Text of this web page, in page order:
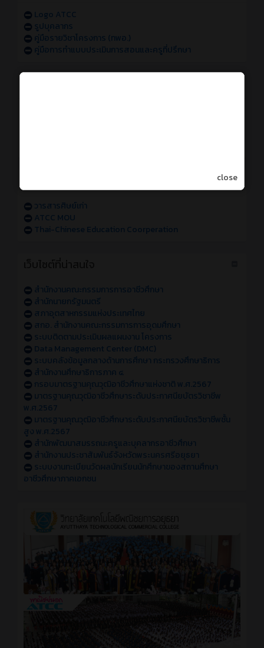
Logo ATCC
รูปบุคลากร
คู่มือรายวิชาโครงการ (ทพอ.)
คู่มือการทำแบบประเมินการสอนและครูที่ปรึกษา
วารสารศิษย์เก่า
ATCC MOU
Thai-Chinese Education Coorperation
สำนักงานคณะกรรมการการอาชีวศึกษา
สำนักนายกรัฐมนตรี
สภาอุตสาหกรรมแห่งประเทศไทย
สกอ. สำนักงานคณะกรรมการการอุดมศึกษา
ระบบติดตามประเมินผลแผนงาน โครงการ
Data Management Center (DMC)
ระบบคลังข้อมูลกลางด้านการศึกษา กระทรวงศึกษาธิการ
สำนักงานศึกษาธิการภาค ๔
กรอบมาตรฐานคุณวุฒิอาชีวศึกษาแห่งชาติ พ.ศ.2567
มาตรฐานคุณวุฒิอาชีวศึกษาระดับประกาศนียบัตรวิชาชีพ
พ.ศ.2567
มาตรฐานคุณวุฒิอาชีวศึกษาระดับประกาศนียบัตรวิชาชีพชั้น
สูง พ.ศ.2567
สำนักพัฒนาสมรรถนะครูและบุคลากรอาชีวศึกษา
สำนักงานประชาสัมพันธ์จังหวัดพระนครศรีอยุธยา
ระบบงานทะเบียนวัดผลนักเรียนนักศึกษาของสถานศึกษา
อาชีวศึกษาภาคเอกชน
close